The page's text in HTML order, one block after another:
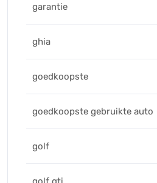
garantie
ghia
goedkoopste
goedkoopste gebruikte auto
golf